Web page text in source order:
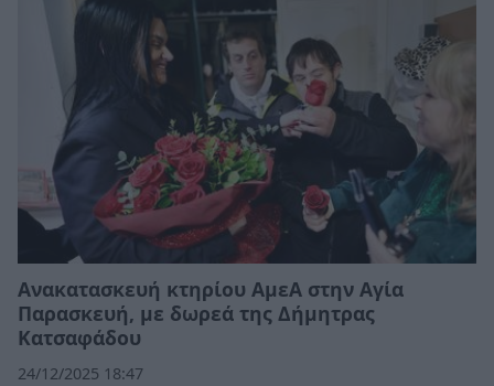
Ανακατασκευή κτηρίου ΑμεΑ στην Αγία
Παρασκευή, με δωρεά της Δήμητρας
Κατσαφάδου
24/12/2025 18:47